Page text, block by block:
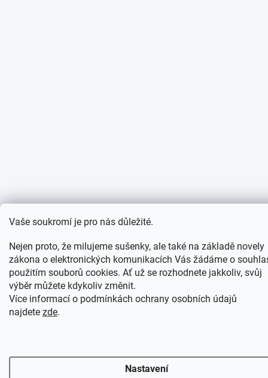
Vaše soukromí je pro nás důležité.
Nejen proto, že milujeme sušenky, ale také na základě novely
zákona o elektronických komunikacích Vás žádáme o
použitím souborů cookies. Ať už se rozhodnete jakkoliv, svůj
výběr můžete kdykoliv změnit.
Více informací o podmínkách ochrany osobních údajů
najdete zde.
Nastavení